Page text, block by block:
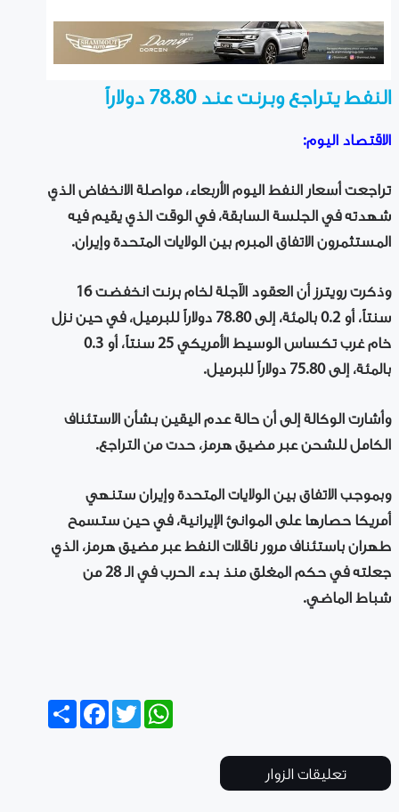
النفط يتراجع وبرنت عند 78.80 دولاراً
الاقتصاد اليوم:
تراجعت أسعار النفط اليوم الأربعاء، مواصلة الانخفاض الذي
شهدته في الجلسة السابقة، في الوقت الذي يقيم فيه
المستثمرون الاتفاق المبرم بين الولايات المتحدة وإيران.
وذكرت رويترز أن العقود الآجلة لخام برنت انخفضت 16
سنتاً، أو 0.2 بالمئة، ‌إلى 78.80 دولاراً للبرميل، في حين نزل
خام غرب تكساس الوسيط الأمريكي 25 سنتاً، أو 0.3
بالمئة، إلى 75.80 دولاراً للبرميل.
وأشارت الوكالة إلى أن حالة عدم اليقين بشأن الاستئناف
الكامل للشحن عبر مضيق هرمز، حدت من التراجع.
وبموجب الاتفاق بين الولايات المتحدة وإيران ستنهي
أمريكا حصارها على الموانئ الإيرانية، في حين ستسمح
طهران باستئناف مرور ناقلات ⁠النفط عبر مضيق هرمز، الذي
جعلته في حكم المغلق منذ بدء الحرب في الـ 28 من
شباط الماضي.
Share
FacebookTwitter
WhatsApp
تعليقات الزوار